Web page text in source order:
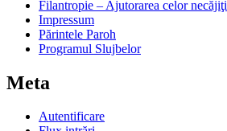
Filantropie – Ajutorarea celor necăjiţi
Impressum
Părintele Paroh
Programul Slujbelor
Meta
Autentificare